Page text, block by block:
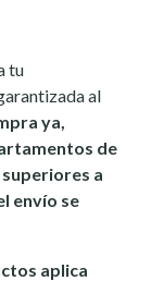
tu
al
ya,
de
a
envío se
aplica